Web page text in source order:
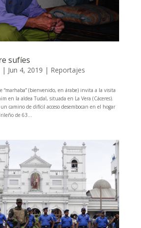
sufíes
| Jun 4, 2019 | Reportajes
“marhaba” (bienvenido, en árabe) invita a la visita
en la aldea Tudal, situada en La Vera (Cáceres).
camino de difícil acceso desembocan en el hogar
de 63...